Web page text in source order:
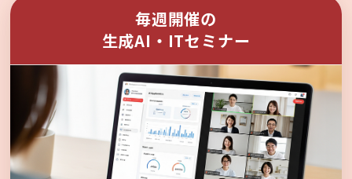
毎週開催の
生成AI・ITセミナー